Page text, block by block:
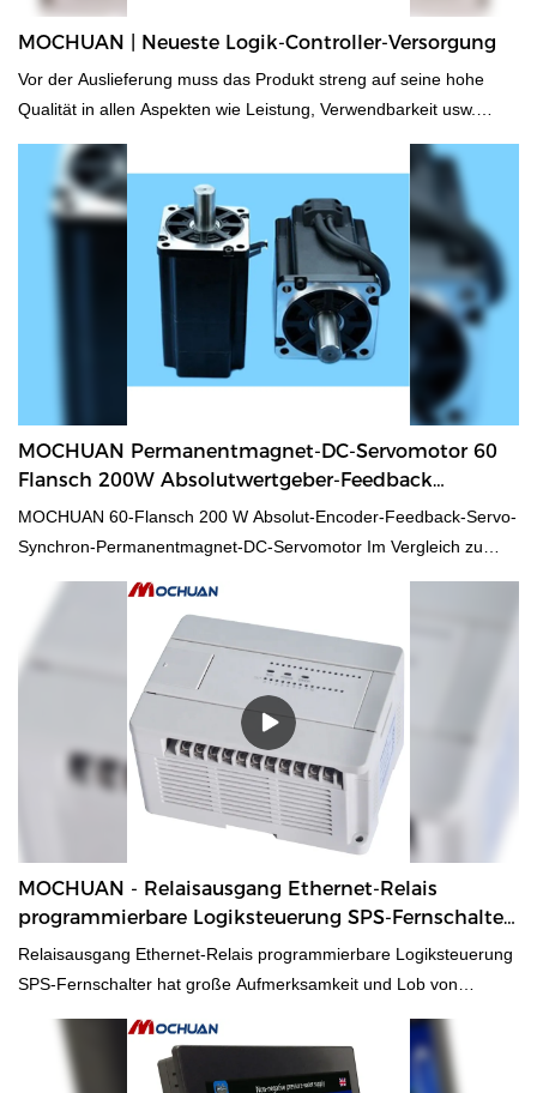
MOCHUAN | Neueste Logik-Controller-Versorgung
Vor der Auslieferung muss das Produkt streng auf seine hohe
Qualität in allen Aspekten wie Leistung, Verwendbarkeit usw.
MOCHUAN Permanentmagnet-DC-Servomotor 60
Flansch 200W Absolutwertgeber-Feedback
Servosynchron Hersteller
MOCHUAN 60-Flansch 200 W Absolut-Encoder-Feedback-Servo-
Synchron-Permanentmagnet-DC-Servomotor Im Vergleich zu
herausragende Vorteile in Bezug auf Leistung, Qualität, Aussehen
usw. und genießt einen guten Ruf auf dem Markt. MOCHUAN
fasst zusammen die Mängel früherer Produkte und verbessert sie
kontinuierlich. Die Spezifikationen des MOCHUAN 60-Flansch-
200-W-Absolut-Encoder-Feedback-Servo-Synchron-
Permanentmagnet-DC-Servomotors können an Ihre Bedürfnisse
angepasst werden.In unserem Herstellungsprozess angewendet,
haben die Technologien den gesamten Prozess beschleunigt und
die Produktqualität garantiert. In den Anwendungsbereichen von
Gleichstrommotor mit 60 Flansch und 200 W Absolut-Encoder-
MOCHUAN - Relaisausgang Ethernet-Relais
programmierbare Logiksteuerung SPS-Fernschalter
24/16
Relaisausgang Ethernet-Relais programmierbare Logiksteuerung
SPS-Fernschalter hat große Aufmerksamkeit und Lob von
Bedürfnisse jedes Kunden angepasst werden. Es findet eine
breite Palette von Anwendungen wie SPS, PAC und dedizierte